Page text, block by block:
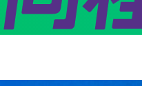
团队
国内航线